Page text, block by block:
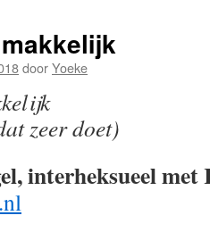
doorYoeke
zeer doet)
interheksueel